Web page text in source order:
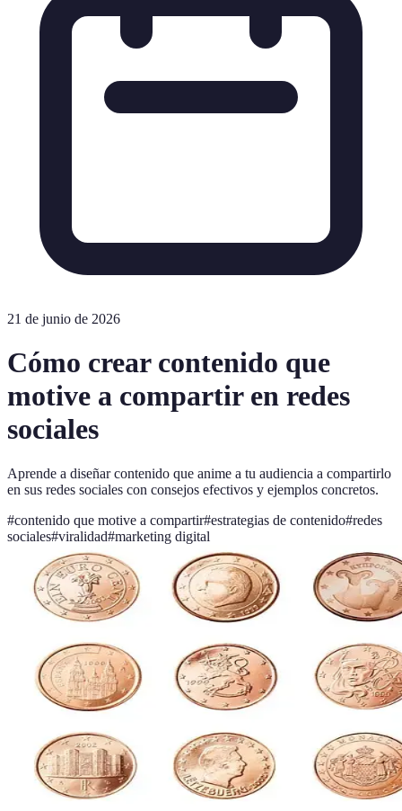
21 de junio de 2026
Cómo crear contenido que
motive a compartir en redes
sociales
Aprende a diseñar contenido que anime a tu audiencia a compartirlo
en sus redes sociales con consejos efectivos y ejemplos concretos.
#contenido que motive a compartir#estrategias de contenido#redes
sociales#viralidad#marketing digital